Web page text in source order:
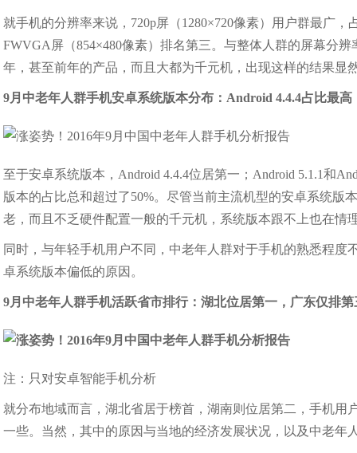
就手机的分辨率来说，720p屏（1280×720像素）用户群最广，
FWVGA屏（854×480像素）排名第三。与整体人群的屏幕分
年，甚至前年的产品，而且大都为千元机，出现这样的结果显
9月中老年人群手机安卓系统版本分布：Android 4.4.4占比最高
至于安卓系统版本，Android 4.4.4位居第一；Android 5.1.1和
版本的占比总和超过了50%。尽管当前主流机型的安卓系统版
老，而且不乏硬件配置一般的千元机，系统版本跟不上也在情
同时，与年轻手机用户不同，中老年人群对于手机的熟悉程
卓系统版本偏低的原因。
9月中老年人群手机活跃省市排行：湖北位居第一，广东仅排第
注：只对安卓智能手机分析
就分布地域而言，湖北省居于榜首，湖南则位居第二，手机
一些。当然，其中的原因与当地的经济发展状况，以及中老年